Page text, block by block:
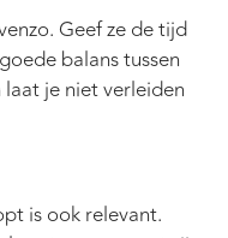
Geef ze de tijd
balans tussen
laat je niet verleiden
is ook relevant.